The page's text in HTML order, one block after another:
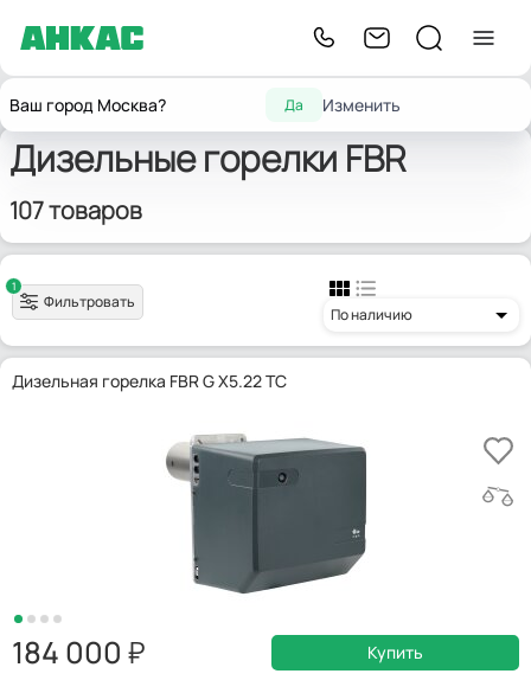
Ваш город Москва? Да Изменить
ГлавнаяГорелки для котлов отопления Дизельные горелки
Дизельные горелки FBR
107 товаров
1
Фильтровать
По наличию
Дизельная горелка FBR G X5.22 TC
184 000 Купить